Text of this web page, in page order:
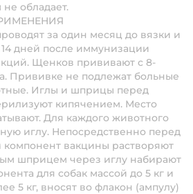
обладает.
за один месяц до вязки и
дней после иммунизации
Щенков прививают с 8-
Прививке не подлежат больные
Иглы и шприцы перед
кипячением. Место
Для каждого животного
иглу. Непосредственно перед
вакцины растворяют
шприцем через иглу набирают
для собак массой до 5 кг и
5 кг, вносят во флакон (ампулу)